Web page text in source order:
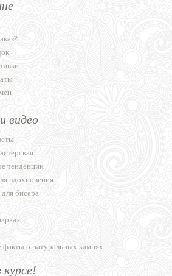
видео
тенденции
вдохновения
бисера
о натуральных камнях
курсе!